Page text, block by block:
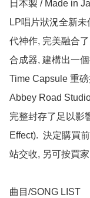
日本製 / Made in
LP唱片狀況全新
代神作, 完美融合
合成器, 建構出一
Time Capsule 重
Abbey Road
完整封存了足以影
Effect).  決定購買
站交收, 另可按買
曲目/SONG LIST